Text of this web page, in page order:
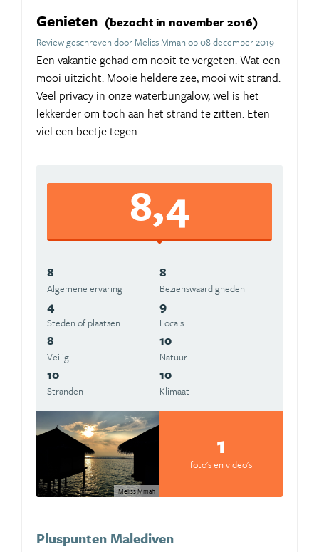
Genieten (bezocht in november 2016)
Review geschreven door Meliss Mmah op 08 december 2019
Een vakantie gehad om nooit te vergeten. Wat een
mooi uitzicht. Mooie heldere zee, mooi wit strand.
Veel privacy in onze waterbungalow, wel is het
lekkerder om toch aan het strand te zitten. Eten
viel een beetje tegen..
8,4
8
Algemene ervaring
8
Beziens­waardigheden
4
Steden of plaatsen
9
Locals
8
Veilig
10
Natuur
10
Stranden
10
Klimaat
Meliss Mmah
1
foto's en video's
Pluspunten Malediven